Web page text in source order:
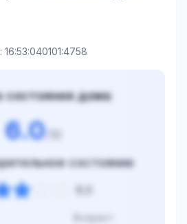
16:53:040101:4758
состояния дома
6.0/10
состояние
Возраст